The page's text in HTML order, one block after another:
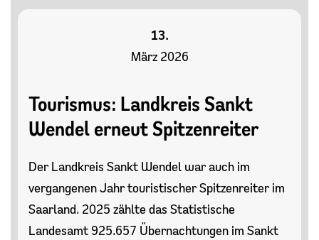
13.
März 2026
Tourismus: Landkreis Sankt
Wendel erneut Spitzenreiter
Der Landkreis Sankt Wendel war auch im
vergangenen Jahr touristischer Spitzenreiter im
Saarland. 2025 zählte das Statistische
Landesamt 925.657 Übernachtungen im Sankt